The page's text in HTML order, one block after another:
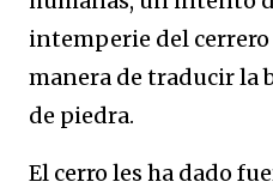
intemperie del
manera de traducir la
de piedra.
El cerro les ha dado